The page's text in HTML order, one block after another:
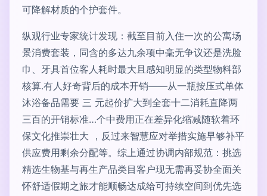
可降解材质的个护套件。
纵观行业专家统计发现：截至目前入住一次的公寓场
景消费套装，同含的多达九余项中毫无争议还是洗脸
巾、牙具首位客人耗时最大且感知明显的类型物料部
核算.有人好奇背后的成本开销——从一瓶按压式单体
沐浴备品需要 三 元起价扩大到全套十二消耗直降两
三百的开销标准…个中费用正在差异化缩减随软着环
保文化推崇壮大 ，反过来智慧应对举措实施早够补平
供应费用剩余分配等。综上通过协调内部规范：挑选
精选生物基与再生产品类目客户现无需再妥协全面关
怀舒适假期之旅才能顺畅达成给可持续空间到优先选